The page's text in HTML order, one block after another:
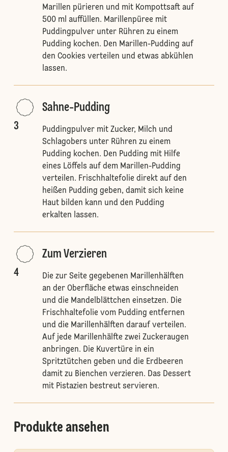
Marillen pürieren und mit Kompottsaft auf
500 ml auffüllen. Marillenpüree mit
Puddingpulver unter Rühren zu einem
Pudding kochen. Den Marillen-Pudding auf
den Cookies verteilen und etwas abkühlen
lassen.
3
Sahne-Pudding
Puddingpulver mit Zucker, Milch und
Schlagobers unter Rühren zu einem
Pudding kochen. Den Pudding mit Hilfe
eines Löffels auf dem Marillen-Pudding
verteilen. Frischhaltefolie direkt auf den
heißen Pudding geben, damit sich keine
Haut bilden kann und den Pudding
erkalten lassen.
4
Zum Verzieren
Die zur Seite gegebenen Marillenhälften
an der Oberfläche etwas einschneiden
und die Mandelblättchen einsetzen. Die
Frischhaltefolie vom Pudding entfernen
und die Marillenhälften darauf verteilen.
Auf jede Marillenhälfte zwei Zuckeraugen
anbringen. Die Kuvertüre in ein
Spritztütchen geben und die Erdbeeren
damit zu Bienchen verzieren. Das Dessert
mit Pistazien bestreut servieren.
Produkte ansehen